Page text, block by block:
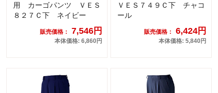
用 カーゴパンツ ＶＥＳ
８２７Ｃ下 ネイビー
販売価格： 7,546円
本体価格: 6,860円
ＶＥＳ７４９Ｃ下 チャコ
ール
販売価格： 6,424円
本体価格: 5,840円